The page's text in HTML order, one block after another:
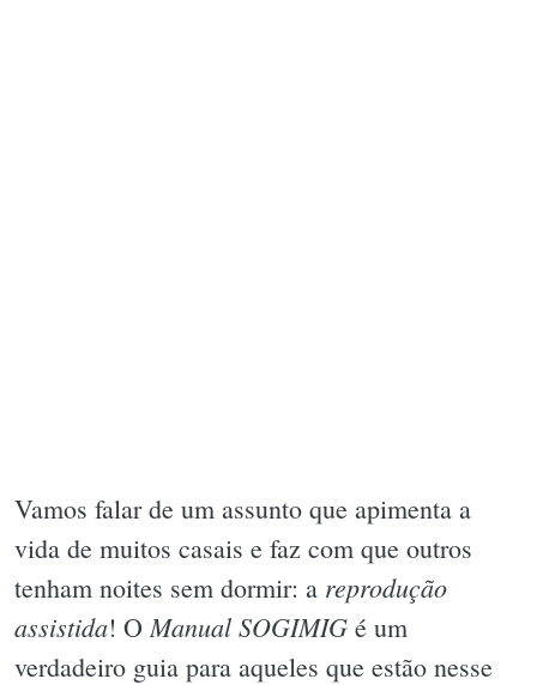
Vamos falar de um assunto que apimenta a
vida de muitos casais e faz com que outros
tenham noites sem dormir: a reprodução
assistida! O Manual SOGIMIG é um
verdadeiro guia para aqueles que estão nesse